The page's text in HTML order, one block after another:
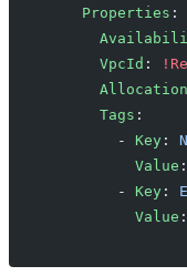
    Properties
:
      VpcId
:
      Tags
:
        -
Key :
          Value
        -
Key :
          Value